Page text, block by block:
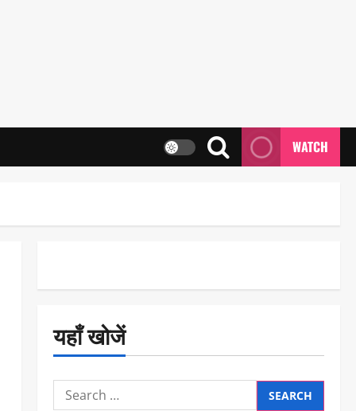
WATCH
यहाँ खोजें
Search